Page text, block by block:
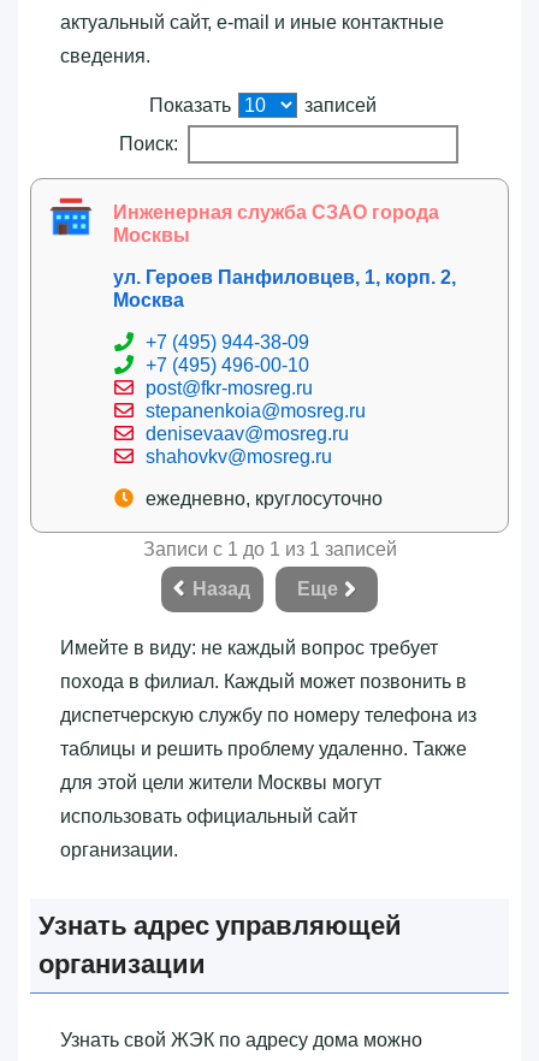
актуальный сайт, e-mail и иные контактные
сведения.
Показать
записей
Поиск:
Инженерная служба СЗАО города
Москвы
ул. Героев Панфиловцев, 1, корп. 2,
Москва
+7 (495) 944-38-09
+7 (495) 496-00-10
post@fkr-mosreg.ru
stepanenkoia@mosreg.ru
denisevaav@mosreg.ru
shahovkv@mosreg.ru
ежедневно, круглосуточно
Записи с 1 до 1 из 1 записей
Назад
Еще
Имейте в виду: не каждый вопрос требует
похода в филиал. Каждый может позвонить в
диспетчерскую службу по номеру телефона из
таблицы и решить проблему удаленно. Также
для этой цели жители Москвы могут
использовать официальный сайт
организации.
Узнать адрес управляющей
организации
Узнать свой ЖЭК по адресу дома можно